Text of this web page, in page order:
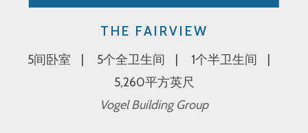
THE FAIRVIEW
5间卧室 5个全卫生间
1个半卫生间
5,260平方英尺
Vogel Building Group